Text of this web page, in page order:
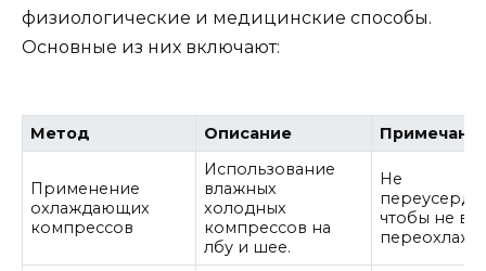
физиологические и медицинские способы.
Основные из них включают:
Метод Описание
Применение
охлаждающих
компрессов
Использование
влажных
холодных
компрессов на
лбу и шее.
Не
чтобы не